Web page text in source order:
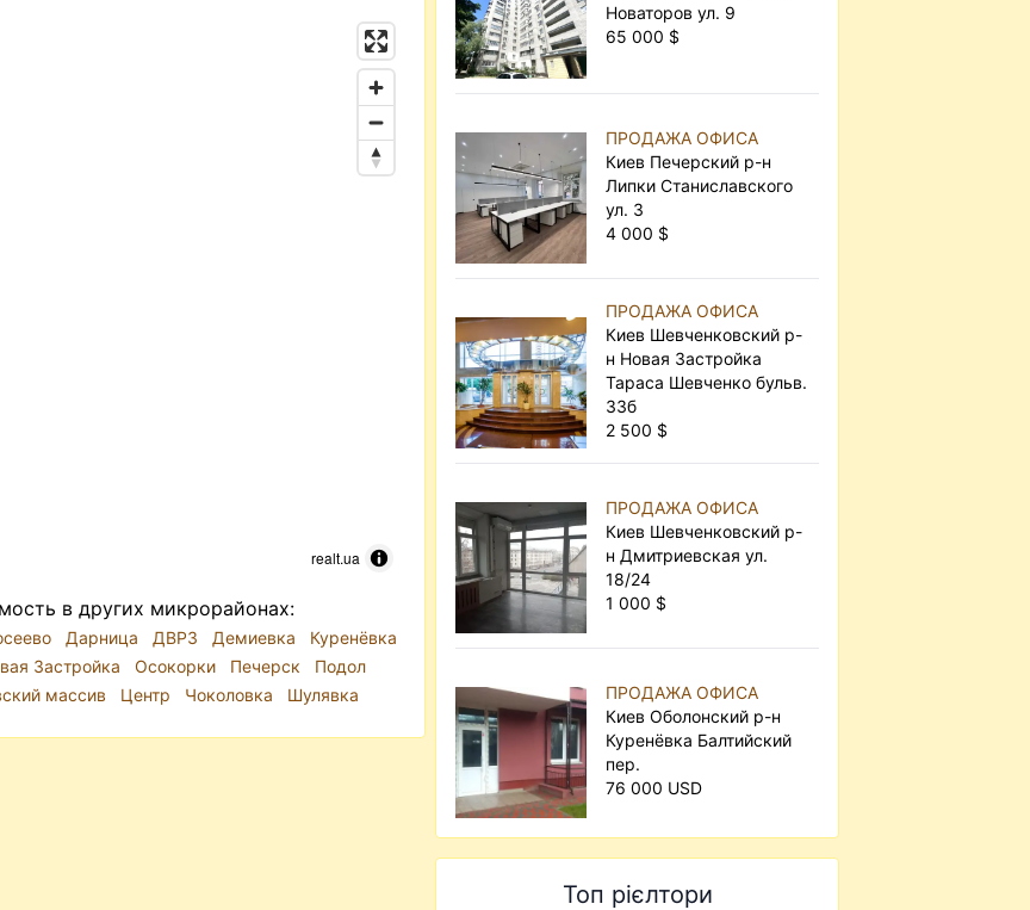
realt.ua
в других микрорайонах:
Дарница ДВРЗ Демиевка
Куренёвка
Застройка Осокорки Печерск
Подол
массив Центр Чоколовка Шулявка
Новаторов ул. 9
65 000 $
ПРОДАЖА ОФИСА
Киев Печерский р-н
Липки Станиславского
ул. 3
4 000 $
ПРОДАЖА ОФИСА
Киев Шевченковский р-
н Новая Застройка
Тараса Шевченко бульв.
33б
2 500 $
ПРОДАЖА ОФИСА
Киев Шевченковский р-
н Дмитриевская ул.
18/24
1 000 $
ПРОДАЖА ОФИСА
Киев Оболонский р-н
Куренёвка Балтийский
пер.
76 000 USD
Топ рієлтори